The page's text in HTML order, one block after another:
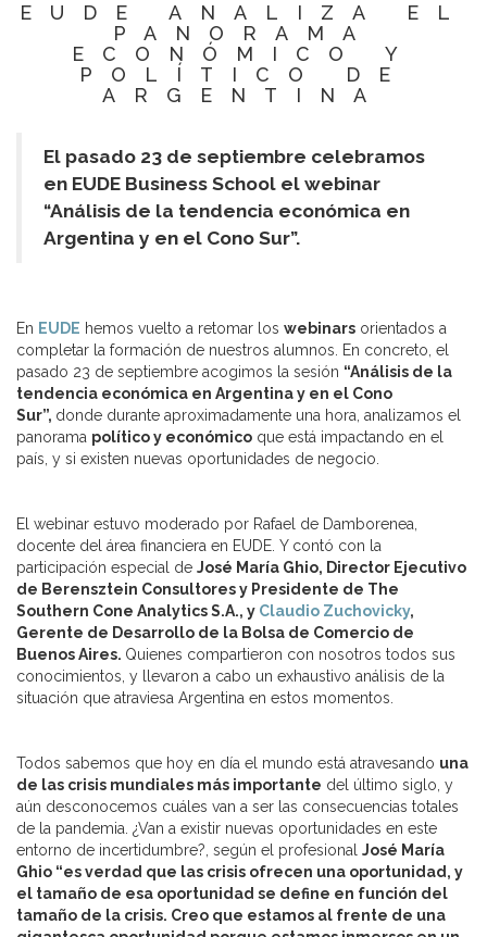
EUDE ANALIZA EL
PANORAMA
ECONÓMICO Y
POLÍTICO DE
ARGENTINA
El pasado 23 de septiembre celebramos
en EUDE Business School el webinar
“Análisis de la tendencia económica en
Argentina y en el Cono Sur”.
En EUDE hemos vuelto a retomar los webinars orientados a
completar la formación de nuestros alumnos. En concreto, el
pasado 23 de septiembre acogimos la sesión “Análisis de la
tendencia económica en Argentina y en el Cono
Sur”, donde durante aproximadamente una hora, analizamos el
panorama político y económico que está impactando en el
país, y si existen nuevas oportunidades de negocio.
El webinar estuvo moderado por Rafael de Damborenea,
docente del área financiera en EUDE. Y contó con la
participación especial de José María Ghio, Director Ejecutivo
de Berensztein Consultores y Presidente de The
Southern Cone Analytics S.A., y Claudio Zuchovicky,
Gerente de Desarrollo de la Bolsa de Comercio de
Buenos Aires. Quienes compartieron con nosotros todos sus
conocimientos, y llevaron a cabo un exhaustivo análisis de la
situación que atraviesa Argentina en estos momentos.
Todos sabemos que hoy en día el mundo está atravesando una
de las crisis mundiales más importante del último siglo, y
aún desconocemos cuáles van a ser las consecuencias totales
de la pandemia. ¿Van a existir nuevas oportunidades en este
entorno de incertidumbre?, según el profesional José María
Ghio “es verdad que las crisis ofrecen una oportunidad, y
el tamaño de esa oportunidad se define en función del
tamaño de la crisis. Creo que estamos al frente de una